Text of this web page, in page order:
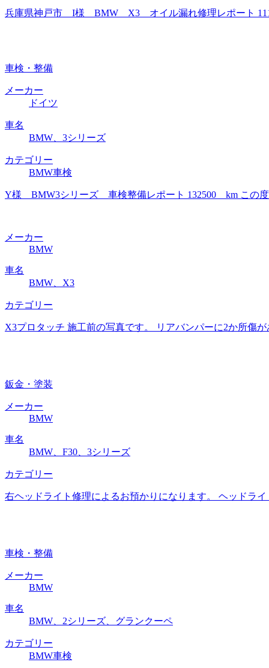
兵庫県神戸市 I様 BMW X3 オイル漏れ修理レポート
車検・整備
メーカー
ドイツ
車名
BMW、3シリーズ
カテゴリー
BMW車検
Y様 BMW3シリーズ 車検整備レポート 132500 km この度
メーカー
BMW
車名
BMW、X3
カテゴリー
X3プロタッチ 施工前の写真です。 リアバンパーに2か所傷
鈑金・塗装
メーカー
BMW
車名
BMW、F30、3シリーズ
カテゴリー
右ヘッドライト修理によるお預かりになります。 ヘッドラ
車検・整備
メーカー
BMW
車名
BMW、2シリーズ、グランクーペ
カテゴリー
BMW車検